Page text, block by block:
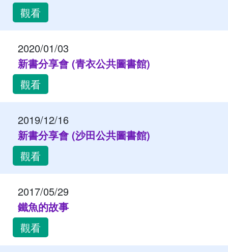
觀看
2020/01/03
新書分享會 (青衣公共圖書館)
觀看
2019/12/16
新書分享會 (沙田公共圖書館)
觀看
2017/05/29
鐵魚的故事
觀看